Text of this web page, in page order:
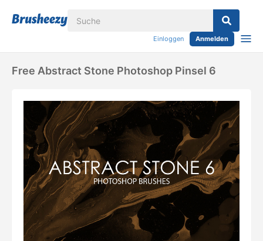
Einloggen Anmelden
Free Abstract Stone Photoshop Pinsel 6